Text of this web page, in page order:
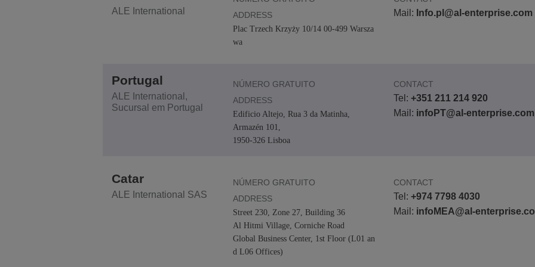
ALE International
ADDRESS
Plac Trzech Krzyży 10/14 00-499 Warsza
wa
Mail: Info.pl@al-enterprise.com
Portugal
ALE International,
Sucursal em Portugal
NÚMERO GRATUITO
ADDRESS
Edificio Altejo, Rua 3 da Matinha,
Armazén 101,
1950-326 Lisboa
CONTACT
Tel: +351 211 214 920
Mail: infoPT@al-enterprise.com
Catar
ALE International SAS
NÚMERO GRATUITO
ADDRESS
Street 230, Zone 27, Building 36
Al Hitmi Village, Corniche Road
Global Business Center, 1st Floor (L01 an
d L06 Offices)
CONTACT
Tel: +974 7798 4030
Mail: infoMEA@al-